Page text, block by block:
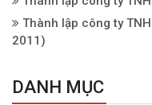
Thành lập công ty
2011)
DANH MỤC